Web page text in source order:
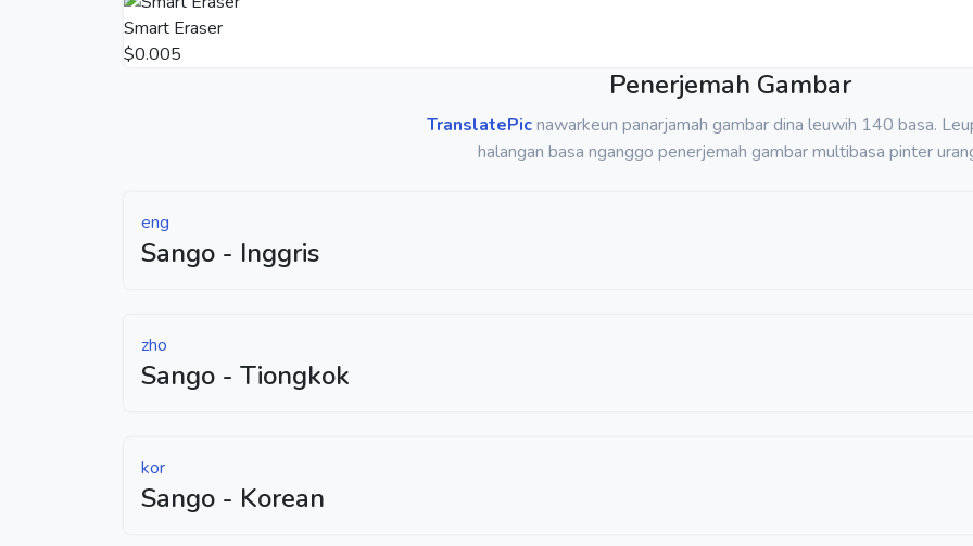
Smart Eraser
$0.005
Penerjemah Gambar
TranslatePicnawarkeun panarjamah gambar dina leuwih 140 basa.
halangan basa nganggo penerjemah gambar multibasa pinter
eng
Sango - Inggris
zho
Sango - Tiongkok
kor
Sango - Korean